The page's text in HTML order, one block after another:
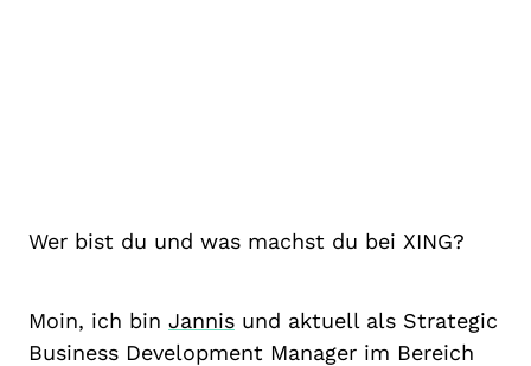
Wer bist du und was machst du bei XING?
Moin, ich bin Jannis und aktuell als Strategic
Business Development Manager im Bereich